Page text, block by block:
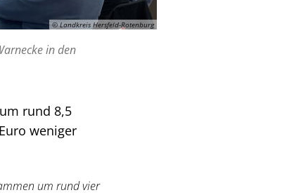
© Landkreis Hersfeld-Rotenburg
in den
rund 8,5
weniger
um rund vier